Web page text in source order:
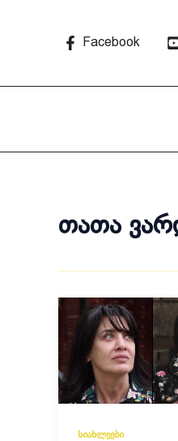
Facebook
თათა
სიახლეები